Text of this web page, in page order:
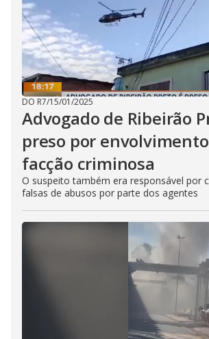
DO R7/15/01/2025
Advogado de Ribeirão
preso por
facção criminosa
O suspeito também era responsável por
falsas de abusos por parte dos agentes